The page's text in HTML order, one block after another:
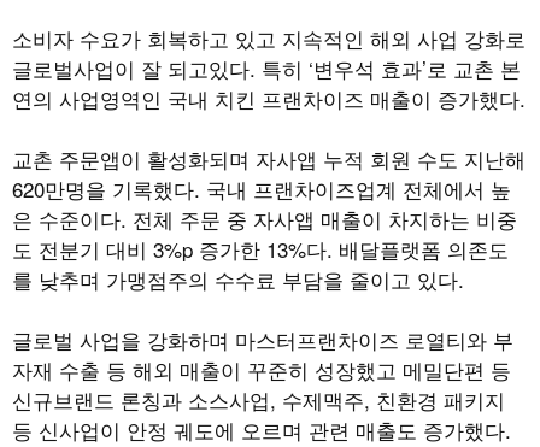
소비자 수요가 회복하고 있고 지속적인 해외 사업 강화로
글로벌사업이 잘 되고있다. 특히 ‘변우석 효과’로 교촌 본
연의 사업영역인 국내 치킨 프랜차이즈 매출이 증가했다.
교촌 주문앱이 활성화되며 자사앱 누적 회원 수도 지난해
620만명을 기록했다. 국내 프랜차이즈업계 전체에서 높
은 수준이다. 전체 주문 중 자사앱 매출이 차지하는 비중
도 전분기 대비 3%p 증가한 13%다. 배달플랫폼 의존도
를 낮추며 가맹점주의 수수료 부담을 줄이고 있다.
글로벌 사업을 강화하며 마스터프랜차이즈 로열티와 부
자재 수출 등 해외 매출이 꾸준히 성장했고 메밀단편 등
신규브랜드 론칭과 소스사업, 수제맥주, 친환경 패키지
등 신사업이 안정 궤도에 오르며 관련 매출도 증가했다.